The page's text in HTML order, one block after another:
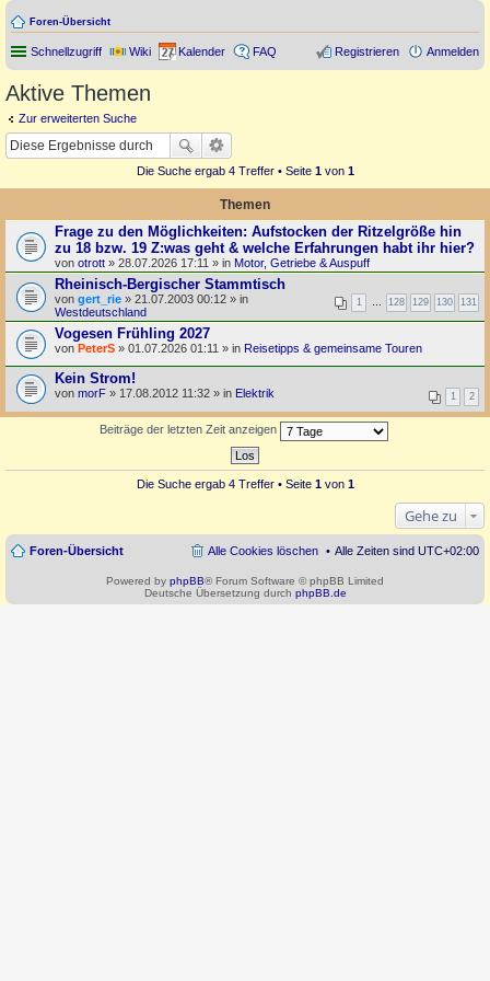
Foren-Übersicht
Schnellzugriff Wiki Kalender FAQ Anmelden
Registrieren
Aktive Themen
Zur erweiterten Suche
Die Suche ergab 4 Treffer • Seite 1von 1
Themen
Frage zu den Möglichkeiten: Aufstocken der Ritzelgröße hin
zu 18 bzw. 19 Z:was geht & welche Erfahrungen habt ihr hier?
von otrott » 28.07.2026 17:11 » in Motor, Getriebe & Auspuff
Rheinisch-Bergischer Stammtisch
1 128 129 130 131
von gert_rie » 21.07.2003 00:12 » in
Westdeutschland
Vogesen Frühling 2027
von PeterS » 01.07.2026 01:11 » in Reisetipps & gemeinsame Touren
Kein Strom!
1 2
von morF » 17.08.2012 11:32 » in Elektrik
Beiträge der letzten Zeit anzeigen
Die Suche ergab 4 Treffer • Seite 1von 1
Gehe zu
Foren-Übersicht Alle Zeiten sind UTC+02:00
Alle Cookies löschen
Powered by phpBB® Forum Software © phpBB Limited
Deutsche Übersetzung durch phpBB.de